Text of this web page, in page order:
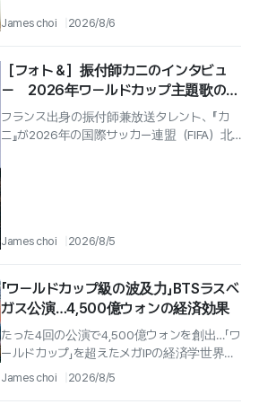
James choi 2026/8/6
［フォト＆］振付師カニのインタビュ
ー 2026年ワールドカップ主題歌の振
付制作に携わる栄誉 「ハーフタイムシ
ョーで出会ったBTSは格別」
フランス出身の振付師兼放送タレント、『カ
ニ』が2026年の国際サッカー連盟（FIFA）北
James choi 2026/8/5
「ワールドカップ級の波及力」BTSラスベ
ガス公演…4,500億ウォンの経済効果
たった4回の公演で4,500億ウォンを創出…「ワ
ールドカップ」を超えたメガIPの経済学世界の
トップクラスのグループ「防弾少年団」
James choi 2026/8/5